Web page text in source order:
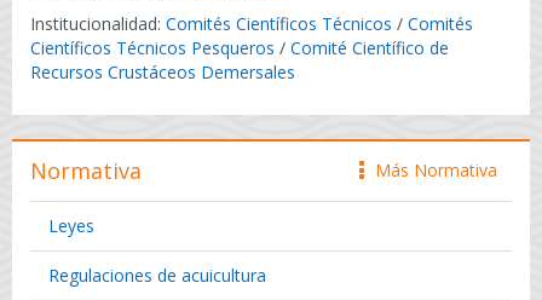
Institucionalidad: Comités Científicos Técnicos / Comités
Científicos Técnicos Pesqueros / Comité Científico de
Recursos Crustáceos Demersales
icono
Más Normativa
Normativa
Leyes
Regulaciones de acuicultura